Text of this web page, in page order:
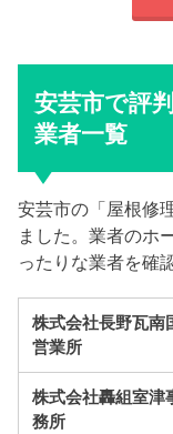
安芸市で評
業者一覧
安芸市の「屋根修
ました。業者のホ
ったりな業者を確
株式会社長野瓦南
営業所
株式会社轟組室津
務所